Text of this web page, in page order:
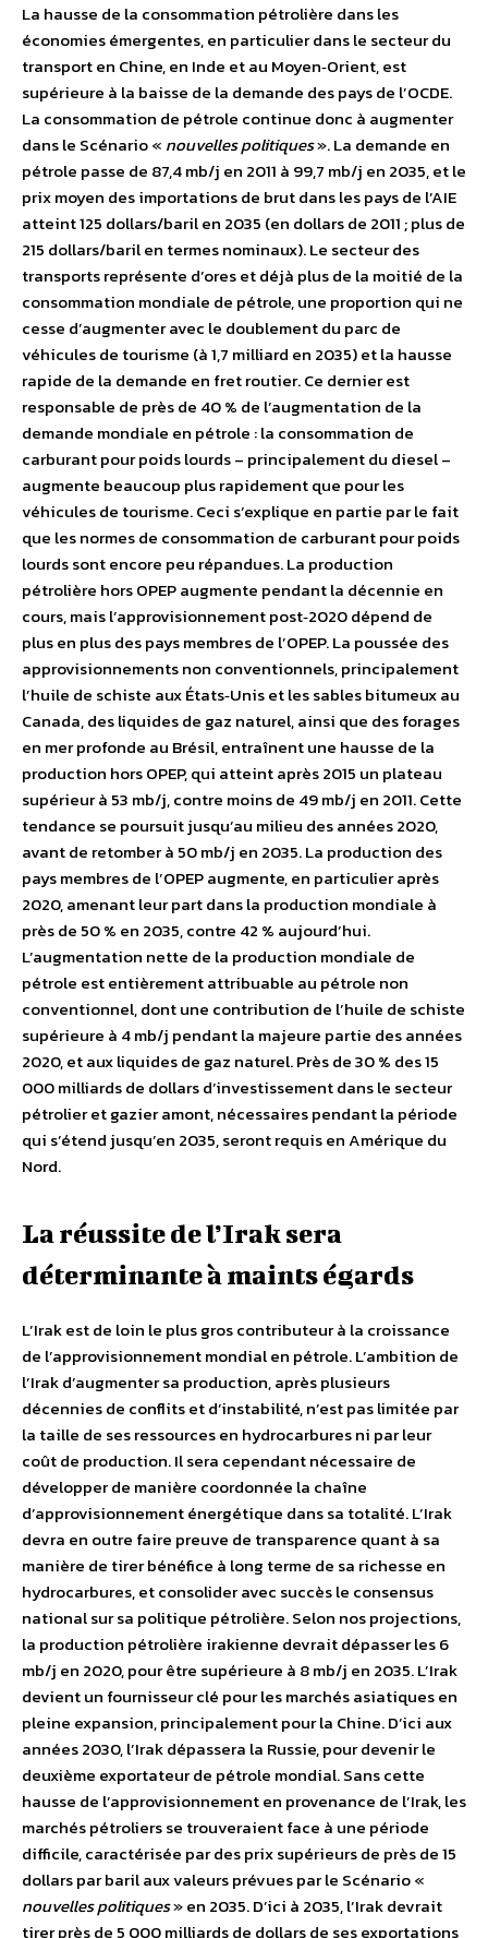
La hausse de la consommation pétrolière dans les
économies émergentes, en particulier dans le secteur du
transport en Chine, en Inde et au Moyen‐Orient, est
supérieure à la baisse de la demande des pays de l’OCDE.
La consommation de pétrole continue donc à augmenter
dans le Scénario « nouvelles politiques». La demande en
pétrole passe de 87,4 mb/j en 2011 à 99,7 mb/j en 2035, et le
prix moyen des importations de brut dans les pays de l’AIE
atteint 125 dollars/baril en 2035 (en dollars de 2011 ; plus de
215 dollars/baril en termes nominaux). Le secteur des
transports représente d’ores et déjà plus de la moitié de la
consommation mondiale de pétrole, une proportion qui ne
cesse d’augmenter avec le doublement du parc de
véhicules de tourisme (à 1,7 milliard en 2035) et la hausse
rapide de la demande en fret routier. Ce dernier est
responsable de près de 40 % de l’augmentation de la
demande mondiale en pétrole : la consommation de
carburant pour poids lourds – principalement du diesel –
augmente beaucoup plus rapidement que pour les
véhicules de tourisme. Ceci s’explique en partie par le fait
que les normes de consommation de carburant pour poids
lourds sont encore peu répandues. La production
pétrolière hors OPEP augmente pendant la décennie en
cours, mais l’approvisionnement post‐2020 dépend de
plus en plus des pays membres de l’OPEP. La poussée des
approvisionnements non conventionnels, principalement
l’huile de schiste aux États‐Unis et les sables bitumeux au
Canada, des liquides de gaz naturel, ainsi que des forages
en mer profonde au Brésil, entraînent une hausse de la
production hors OPEP, qui atteint après 2015 un plateau
supérieur à 53 mb/j, contre moins de 49 mb/j en 2011. Cette
tendance se poursuit jusqu’au milieu des années 2020,
avant de retomber à 50 mb/j en 2035. La production des
pays membres de l’OPEP augmente, en particulier après
2020, amenant leur part dans la production mondiale à
près de 50 % en 2035, contre 42 % aujourd’hui.
L’augmentation nette de la production mondiale de
pétrole est entièrement attribuable au pétrole non
conventionnel, dont une contribution de l’huile de schiste
supérieure à 4 mb/j pendant la majeure partie des années
2020, et aux liquides de gaz naturel. Près de 30 % des 15
000 milliards de dollars d’investissement dans le secteur
pétrolier et gazier amont, nécessaires pendant la période
qui s’étend jusqu’en 2035, seront requis en Amérique du
Nord.
La réussite de l’Irak sera
déterminante à maints égards
L’Irak est de loin le plus gros contributeur à la croissance
de l’approvisionnement mondial en pétrole. L’ambition de
l’Irak d’augmenter sa production, après plusieurs
décennies de conflits et d’instabilité, n’est pas limitée par
la taille de ses ressources en hydrocarbures ni par leur
coût de production. Il sera cependant nécessaire de
développer de manière coordonnée la chaîne
d’approvisionnement énergétique dans sa totalité. L’Irak
devra en outre faire preuve de transparence quant à sa
manière de tirer bénéfice à long terme de sa richesse en
hydrocarbures, et consolider avec succès le consensus
national sur sa politique pétrolière. Selon nos projections,
la production pétrolière irakienne devrait dépasser les 6
mb/j en 2020, pour être supérieure à 8 mb/j en 2035. L’Irak
devient un fournisseur clé pour les marchés asiatiques en
pleine expansion, principalement pour la Chine. D’ici aux
années 2030, l’Irak dépassera la Russie, pour devenir le
deuxième exportateur de pétrole mondial. Sans cette
hausse de l’approvisionnement en provenance de l’Irak, les
marchés pétroliers se trouveraient face à une période
difficile, caractérisée par des prix supérieurs de près de 15
dollars par baril aux valeurs prévues par le Scénario «
nouvelles politiques» en 2035. D’ici à 2035, l’Irak devrait
tirer près de 5 000 milliards de dollars de ses exportations